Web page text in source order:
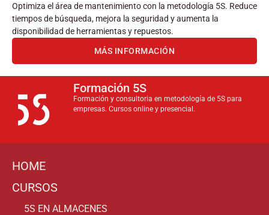
Optimiza el área de mantenimiento con la metodología 5S. Reduce
tiempos de búsqueda, mejora la seguridad y aumenta la
disponibilidad de herramientas y repuestos.
MÁS INFORMACIÓN
Formación 5S
Formación y consultoria en metodología de 5S para
empresas. Cursos online y presencial.
HOME
CURSOS
5S EN ALMACENES